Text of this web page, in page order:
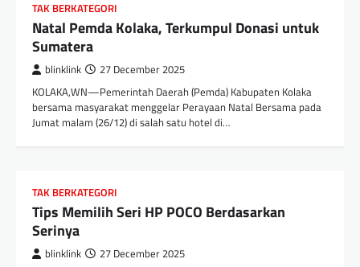
TAK BERKATEGORI
Natal Pemda Kolaka, Terkumpul Donasi untuk
Sumatera
blinklink 27 December 2025
KOLAKA,WN—Pemerintah Daerah (Pemda) Kabupaten Kolaka
bersama masyarakat menggelar Perayaan Natal Bersama pada
Jumat malam (26/12) di salah satu hotel di…
TAK BERKATEGORI
Tips Memilih Seri HP POCO Berdasarkan
Serinya
blinklink 27 December 2025